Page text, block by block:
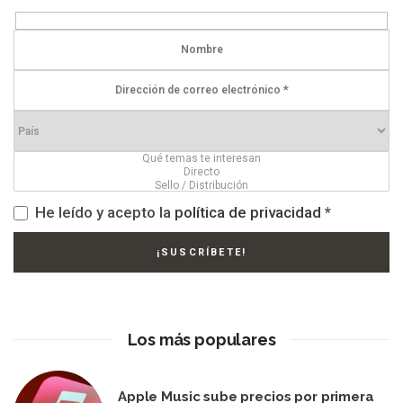
He leído y acepto la política de privacidad *
Los más populares
Apple Music sube precios por primera